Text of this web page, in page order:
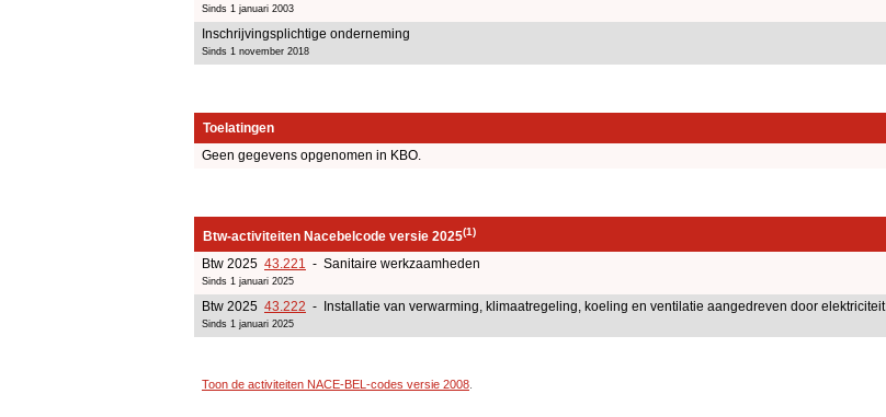
Sinds 1 januari 2003
Inschrijvingsplichtige onderneming
Sinds 1 november 2018
Toelatingen
Geen gegevens opgenomen in KBO.
Btw-activiteiten Nacebelcode versie 2025(1)
Btw 2025 43.221 - Sanitaire werkzaamheden
Sinds 1 januari 2025
Btw 2025 43.222 - Installatie van verwarming, klimaatregeling, koeling en ventilatie aangedreven door elektriciteit
Sinds 1 januari 2025
Toon de activiteiten NACE-BEL-codes versie 2008